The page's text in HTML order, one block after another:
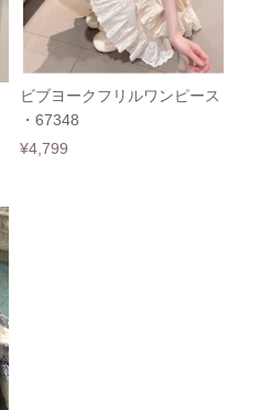
ビブヨークフリルワンピース
・67348
¥4,799